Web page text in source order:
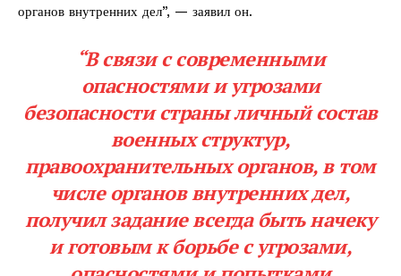
органов внутренних дел”, — заявил он.
“В связи с современными
опасностями и угрозами
безопасности страны личный состав
военных структур,
правоохранительных органов, в том
числе органов внутренних дел,
получил задание всегда быть начеку
и готовым к борьбе с угрозами,